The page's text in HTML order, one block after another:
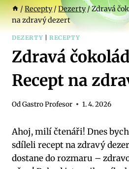
/Recepty/Dezerty/Zdravá
na zdravý dezert
DEZERTY RECEPTY
Zdravá
Recept na
OdGastro Profesor 1. 4. 2026
Ahoj, milí čtenáři! Dnes
sdíleli recept na zdravý
dostane do rozmaru –